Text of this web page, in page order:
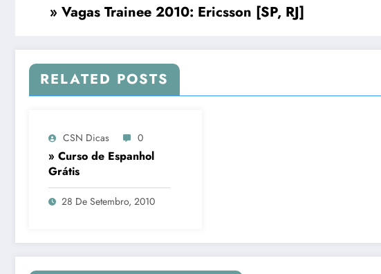
» Vagas Trainee 2010: Ericsson [SP, RJ]
RELATED POSTS
CSN Dicas 0
» Curso de Espanhol
Grátis
28 De Setembro, 2010